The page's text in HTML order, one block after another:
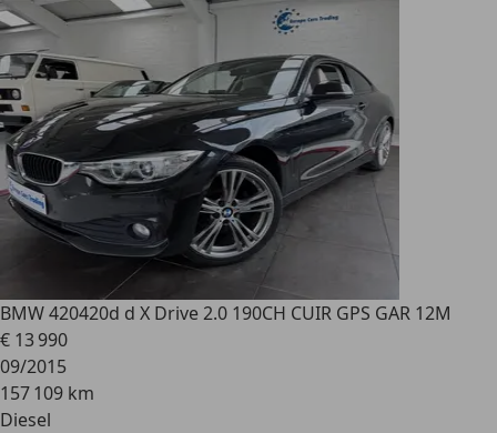
BMW 420420d d X Drive 2.0 190CH CUIR GPS GAR 12M
€ 13 990
09/2015
157 109 km
Diesel